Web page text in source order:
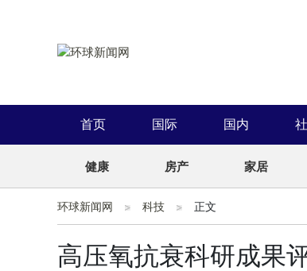
首页 国际 国内
健康 房产 家居
环球新闻网 科技 正文
高压氧抗衰科研成果